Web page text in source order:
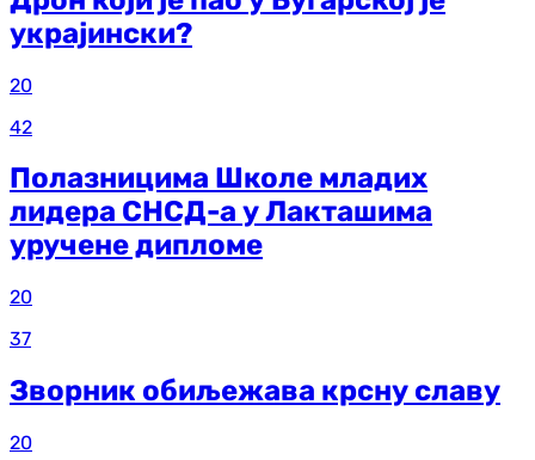
украјински?
20
42
Полазницима Школе младих
лидера СНСД-а у Лакташима
уручене дипломе
20
37
Зворник обиљежава крсну славу
20